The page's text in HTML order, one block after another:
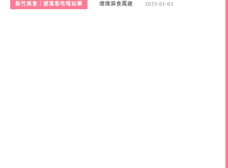
新竹美食｜部落客吃喝玩樂 瑋瑋美食萬歲 2023-01-03